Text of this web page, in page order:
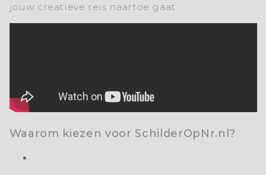
jouw creatieve reis naartoe gaat:
Waarom kiezen voor SchilderOpNr.nl?